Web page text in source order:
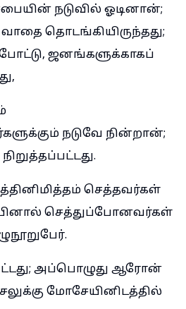
நடுவில் ஓடினான்;
தொடங்கியிருந்தது;
ஜனங்களுக்காகப்
நடுவே நின்றான்;
செத்தவர்கள்
செத்துப்போனவர்கள்
அப்பொழுது ஆரோன்
மோசேயினிடத்தில்